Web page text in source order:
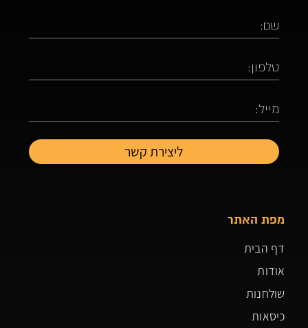
מפת האתר
דף הבית
אודות
שולחנות
כיסאות